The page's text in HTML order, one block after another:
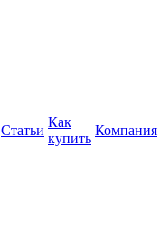
Статьи
Как
купить
Компания